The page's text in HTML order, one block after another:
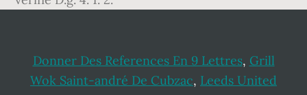
Donner Des References En 9 Lettres, Grill
Wok Saint-andré De Cubzac, Leeds United